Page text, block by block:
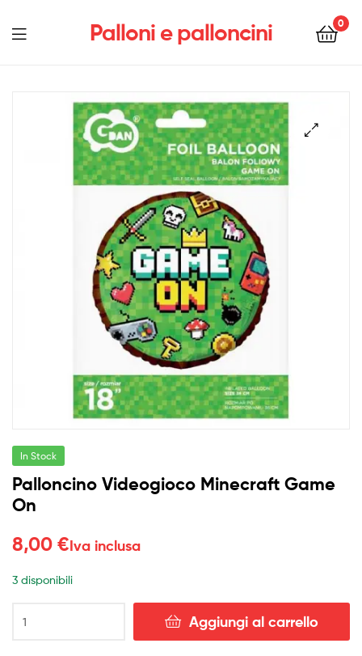
Palloni e palloncini 0
Menu
In Stock
Palloncino Videogioco Minecraft Game
On
8,00 €Iva inclusa
3 disponibili
Videogioco
Aggiungi al carrello